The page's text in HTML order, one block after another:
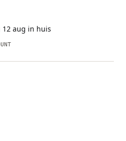
12 aug in huis